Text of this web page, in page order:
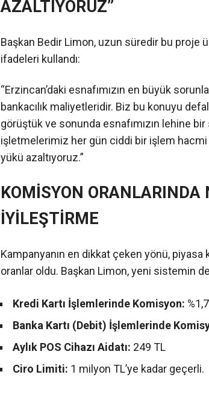
AZALTIYORUZ”
Başkan Bedir Limon, uzun süredir bu proje
ifadeleri kullandı:
“Erzincan’daki esnafımızın en büyük
bankacılık maliyetleridir. Biz bu konuyu
görüştük ve sonunda esnafımızın lehine
işletmelerimiz her gün ciddi bir işlem
yükü azaltıyoruz.”
KOMİSYON ORANLARINDA
İYİLEŞTİRME
Kampanyanın en dikkat çeken yönü, piyasa
oranlar oldu. Başkan Limon, yeni sistemin
Kredi Kartı İşlemlerinde Komisyon:
Banka Kartı (Debit) İşlemlerinde
Aylık POS Cihazı Aidatı: 249 TL
Ciro Limiti: 1 milyon TL’ye kadar geçerli.